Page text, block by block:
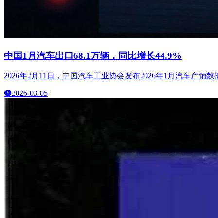
中国1月汽车出口68.1万辆，同比增长44.9%
2026年2月11日，中国汽车工业协会发布2026年1月汽车产销数
2026-03-05